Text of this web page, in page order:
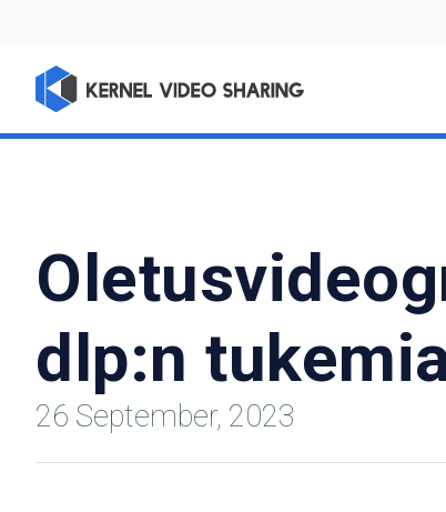
dlp:n
26 September, 2023